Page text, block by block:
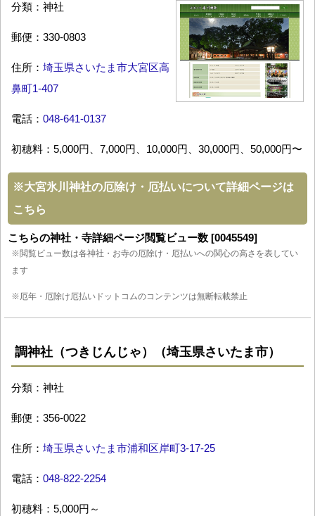
分類：神社
郵便：330-0803
住所： 埼玉県さいたま市大宮区高
鼻町1-407
電話： 048-641-0137
初穂料：5,000円、7,000円、10,000円、30,000円、50,000円〜
※大宮氷川神社の厄除け・厄払いについて詳細ページは
こちら
こちらの神社・寺詳細ページ閲覧ビュー数 [0045549]
※閲覧ビュー数は各神社・お寺の厄除け・厄払いへの関心の高さを表してい
ます
※厄年・厄除け厄払いドットコムのコンテンツは無断転載禁止
調神社（つきじんじゃ）（埼玉県さいたま市）
分類：神社
郵便：356-0022
住所： 埼玉県さいたま市浦和区岸町3-17-25
電話： 048-822-2254
初穂料：5,000円～